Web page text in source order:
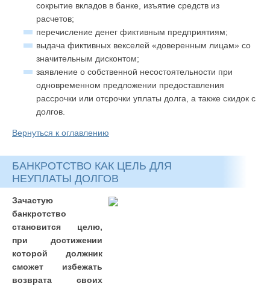
сокрытие вкладов в банке, изъятие средств из
расчетов;
перечисление денег фиктивным предприятиям;
выдача фиктивных векселей «доверенным лицам» со
значительным дисконтом;
заявление о собственной несостоятельности при
одновременном предложении предоставления
рассрочки или отсрочки уплаты долга, а также скидок с
долгов.
Вернуться к оглавлению
БАНКРОТСТВО КАК ЦЕЛЬ ДЛЯ
НЕУПЛАТЫ ДОЛГОВ
Зачастую
банкротство
становится целю,
при достижении
которой должник
сможет избежать
возврата своих